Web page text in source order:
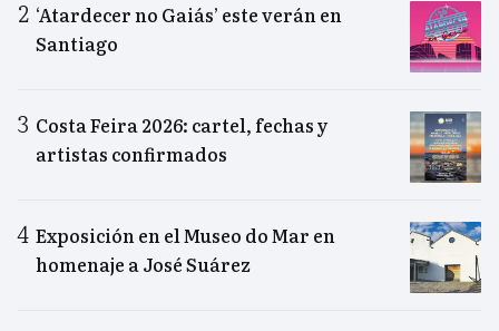
‘Atardecer no Gaiás’ este verán en
Santiago
Costa Feira 2026: cartel, fechas y
artistas confirmados
Exposición en el Museo do Mar en
homenaje a José Suárez